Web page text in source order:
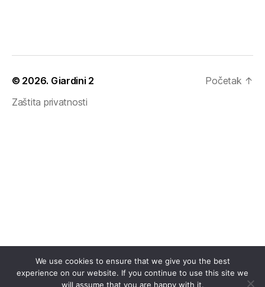
© 2026. Giardini 2
Zaštita privatnosti
Početak ↑
We use cookies to ensure that we give you the best
experience on our website. If you continue to use this site we
will assume that you are happy with it.